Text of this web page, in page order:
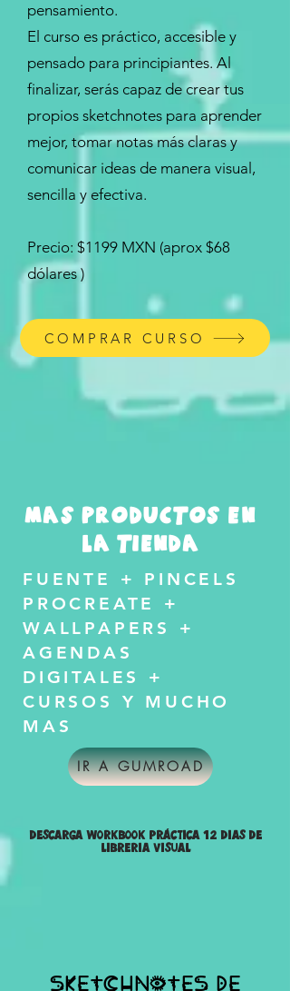
pensamiento.
El curso es práctico, accesible y
pensado para principiantes. Al
finalizar, serás capaz de crear tus
propios sketchnotes para aprender
mejor, tomar notas más claras y
comunicar ideas de manera visual,
sencilla y efectiva.
Precio: $1199 MXN (aprox $68
dólares )
COMPRAR CURSO
mas productos en
la tienda
FUENTE + PINCELS
PROCREATE +
WALLPAPERS +
AGENDAS
DIGITALES +
CURSOS Y MUCHO
MAS
IR A GUMROAD
DESCARGA WORKBOOK PRÁCTICA 12 DIAS DE
LIBRERIA VISUAL
SKETCHNOTES DE